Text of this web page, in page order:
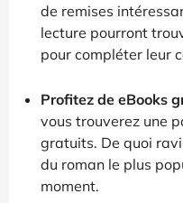
de remises
lecture pourront
pour compléter leur
Profitez de eBooks
vous trouverez une
gratuits. De quoi
du roman le plus
moment.